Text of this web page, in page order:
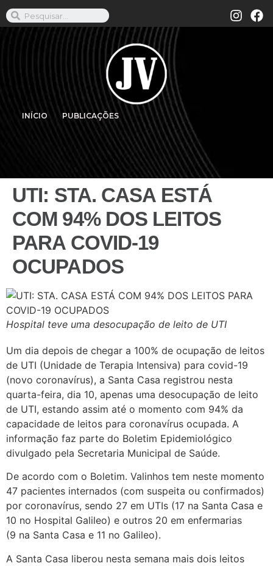
INÍCIO PUBLICAÇÕES
UTI: STA. CASA ESTÁ
COM 94% DOS LEITOS
PARA COVID-19
OCUPADOS
Hospital teve uma desocupação de leito de UTI
Um dia depois de chegar a 100% de ocupação de leitos
de UTI (Unidade de Terapia Intensiva) para covid-19
(novo coronavírus), a Santa Casa registrou nesta
quarta-feira, dia 10, apenas uma desocupação de leito
de UTI, estando assim até o momento com 94% da
capacidade de leitos para coronavírus ocupada. A
informação faz parte do Boletim Epidemiológico
divulgado pela Secretaria Municipal de Saúde.
De acordo com o Boletim. Valinhos tem neste momento
47 pacientes internados (com suspeita ou confirmados)
por coronavírus, sendo 27 em UTIs (17 na Santa Casa e
10 no Hospital Galileo) e outros 20 em enfermarias
(9 na Santa Casa e 11 no Galileo).
A Santa Casa liberou nesta semana mais dois leitos